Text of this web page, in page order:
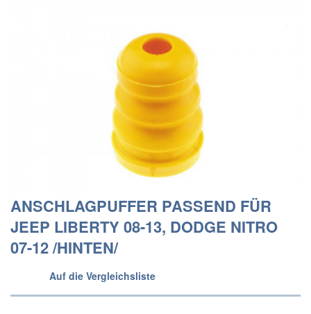
ANSCHLAGPUFFER PASSEND FÜR
JEEP LIBERTY 08-13, DODGE NITRO
07-12 /HINTEN/
Auf die Vergleichsliste